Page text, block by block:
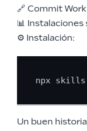
🔗 Commit Work
📊 Instalaciones
⚙️ Instalación:
Un buen